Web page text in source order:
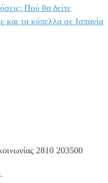
Πού θα δείτε
και τα κύπελλα σε Ισπανία
2810 203500